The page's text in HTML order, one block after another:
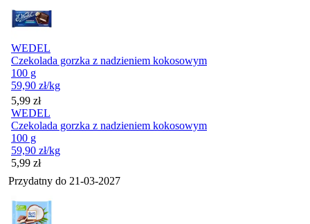
WEDEL
Czekolada gorzka z nadzieniem kokosowym
100 g
59,90 zł/kg
Cena
5,99 zł
WEDEL
Czekolada gorzka z nadzieniem kokosowym
100 g
59,90 zł/kg
Cena
5,99 zł
Przydatny do 21-03-2027